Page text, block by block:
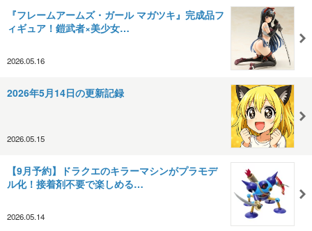
『フレームアームズ・ガール マガツキ』完成品フ
ィギュア！鎧武者×美少女…
2026.05.16
2026年5月14日の更新記録
2026.05.15
【9月予約】ドラクエのキラーマシンがプラモデ
ル化！接着剤不要で楽しめる…
2026.05.14